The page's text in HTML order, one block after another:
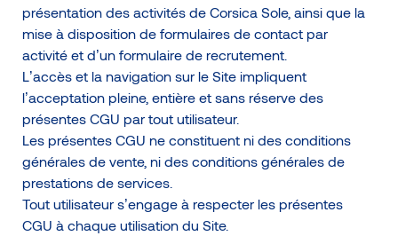
Rechercher
FREN IT
Mentions légales et CGU
Politique de protection des données et Cookies
présentation des activités de Corsica Sole, ainsi que la
mise à disposition de formulaires de contact par
activité et d’un formulaire de recrutement.
L’accès et la navigation sur le Site impliquent
l’acceptation pleine, entière et sans réserve des
présentes CGU par tout utilisateur.
Les présentes CGU ne constituent ni des conditions
générales de vente, ni des conditions générales de
prestations de services.
Tout utilisateur s’engage à respecter les présentes
CGU à chaque utilisation du Site.